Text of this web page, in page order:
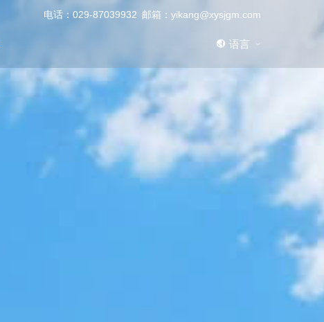
电话：029-87039932 邮箱：yikang@xysjgm.com
语言